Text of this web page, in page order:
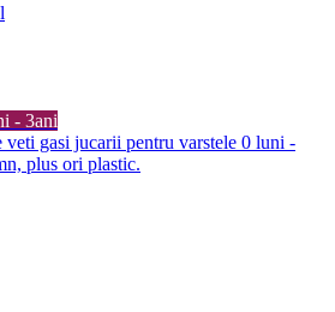
- 3ani
veti gasi jucarii pentru varstele 0 luni -
plus ori plastic.